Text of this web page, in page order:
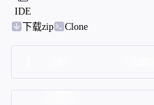
IDE
下载zip
Clone